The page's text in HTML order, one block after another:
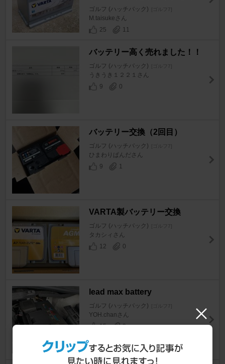
ゴルフ (ハッチバック) [ゴルフ7]
M.taisukeさん
25
11
バッテリー高く売れました！！
ゴルフ (ハッチバック) [ゴルフ7]
うきうき１２２１さん
9
0
バッテリー交換（2回目）
ゴルフ (ハッチバック) [ゴルフ7]
ひまわりぱんださん
9
1
VARTA製バッテリー交換
ゴルフ (ハッチバック) [ゴルフ7]
タカシィさん
12
0
lead max battery
ゴルフ (ハッチバック) [ゴルフ7]
YOH.chanさん
15
0